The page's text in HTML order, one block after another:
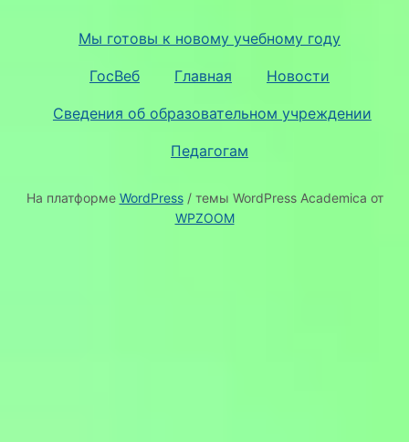
Мы готовы к новому учебному году
ГосВеб Главная Новости
Сведения об образовательном учреждении
Педагогам
На платформе WordPress/ темы WordPress Academica от
WPZOOM